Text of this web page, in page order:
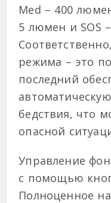
Med – 400
5 люмен и SOS
режима – это
последний
бедствия, что
опасной
Управление
с помощью
Полноценное